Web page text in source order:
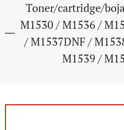
Toner/cartridge/
M1530 / M1536 /
/ M1537DNF /
M1539 /